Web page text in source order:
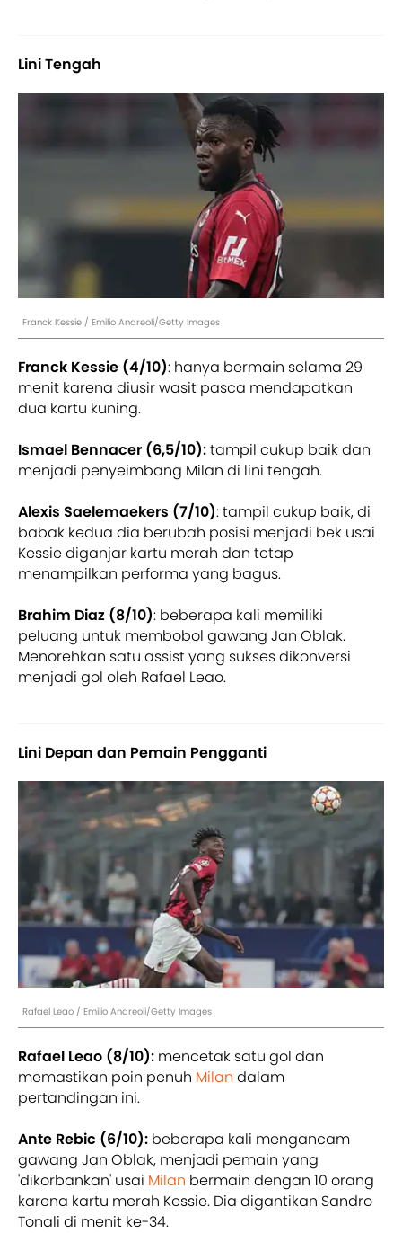
Lini Tengah
Franck Kessie / Emilio Andreoli/Getty Images
Franck Kessie (4/10): hanya bermain selama 29
menit karena diusir wasit pasca mendapatkan
dua kartu kuning.
Ismael Bennacer (6,5/10):tampil cukup baik dan
menjadi penyeimbang Milan di lini tengah.
Alexis Saelemaekers (7/10): tampil cukup baik, di
babak kedua dia berubah posisi menjadi bek usai
Kessie diganjar kartu merah dan tetap
menampilkan performa yang bagus.
Brahim Diaz (8/10): beberapa kali memiliki
peluang untuk membobol gawang Jan Oblak.
Menorehkan satu assist yang sukses dikonversi
menjadi gol oleh Rafael Leao.
Lini Depan dan Pemain Pengganti
Rafael Leao / Emilio Andreoli/Getty Images
Rafael Leao (8/10): mencetak satu gol dan
memastikan poin penuh Milan dalam
pertandingan ini.
Ante Rebic (6/10): beberapa kali mengancam
gawang Jan Oblak, menjadi pemain yang
'dikorbankan' usai Milan bermain dengan 10 orang
karena kartu merah Kessie. Dia digantikan Sandro
Tonali di menit ke-34.